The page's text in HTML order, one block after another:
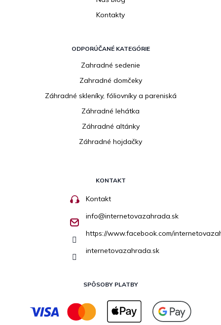
Kontakty
ODPORÚČANÉ KATEGÓRIE
Zahradné sedenie
Zahradné domčeky
Záhradné skleníky, fóliovníky a pareniská
Záhradné lehátka
Záhradné altánky
Záhradné hojdačky
KONTAKT
Kontakt
info@internetovazahrada.sk
https://www.facebook.com/
internetovazahrada.sk
SPÔSOBY PLATBY